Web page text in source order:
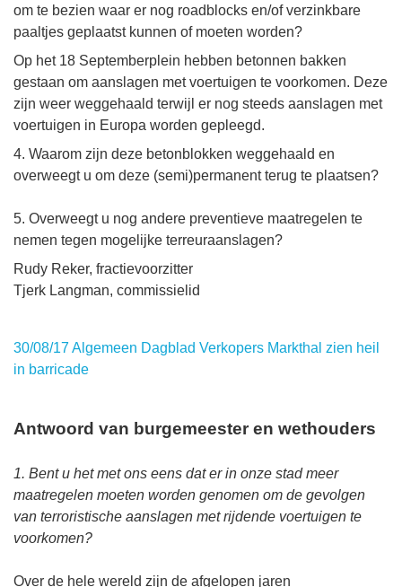
om te bezien waar er nog roadblocks en/of verzinkbare
paaltjes geplaatst kunnen of moeten worden?
Op het 18 Septemberplein hebben betonnen bakken
gestaan om aanslagen met voertuigen te voorkomen. Deze
zijn weer weggehaald terwijl er nog steeds aanslagen met
voertuigen in Europa worden gepleegd.
4. Waarom zijn deze betonblokken weggehaald en
overweegt u om deze (semi)permanent terug te plaatsen?
5. Overweegt u nog andere preventieve maatregelen te
nemen tegen mogelijke terreuraanslagen?
Rudy Reker, fractievoorzitter
Tjerk Langman, commissielid
30/08/17 Algemeen Dagblad Verkopers Markthal zien heil
in barricade
Antwoord van burgemeester en wethouders
1. Bent u het met ons eens dat er in onze stad meer
maatregelen moeten worden genomen om de gevolgen
van terroristische aanslagen met rijdende voertuigen te
voorkomen?
Over de hele wereld zijn de afgelopen jaren